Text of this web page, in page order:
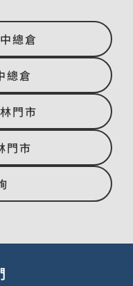
總倉
總倉
門市
門市